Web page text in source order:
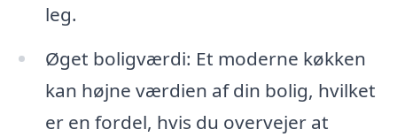
leg.
Øget boligværdi: Et moderne køkken
kan højne værdien af din bolig, hvilket
er en fordel, hvis du overvejer at